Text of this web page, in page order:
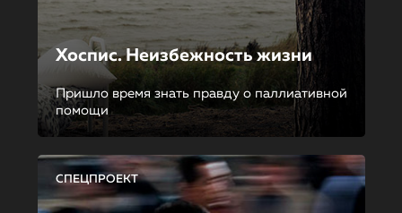
Хоспис. Неизбежность жизни
Пришло время знать правду о паллиативной
помощи
СПЕЦПРОЕКТ